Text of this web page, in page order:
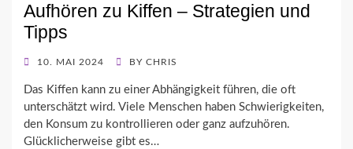
Aufhören zu Kiffen – Strategien und
Tipps
POSTED
10. MAI 2024 BY CHRIS
Das Kiffen kann zu einer Abhängigkeit führen, die oft
unterschätzt wird. Viele Menschen haben Schwierigkeiten,
den Konsum zu kontrollieren oder ganz aufzuhören.
Glücklicherweise gibt es…